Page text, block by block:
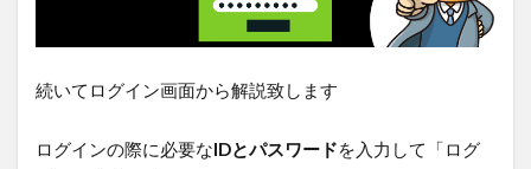
続いてログイン画面から解説致します
ログインの際に必要なIDとパスワードを入力して「ログ